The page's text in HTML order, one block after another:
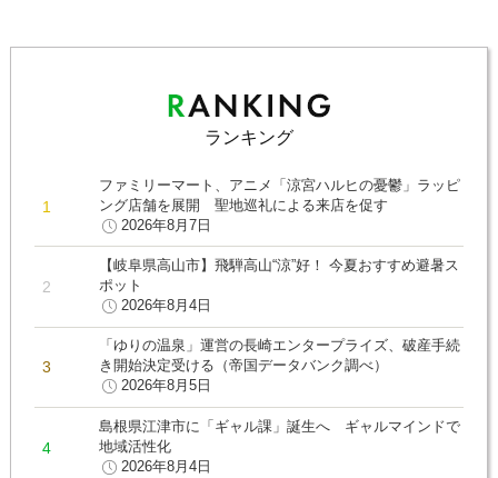
ランキング
ファミリーマート、アニメ「涼宮ハルヒの憂鬱」ラッピ
ング店舗を展開 聖地巡礼による来店を促す
2026年8月7日
【岐阜県高山市】飛騨高山“涼”好！ 今夏おすすめ避暑ス
ポット
2026年8月4日
「ゆりの温泉」運営の長崎エンタープライズ、破産手続
き開始決定受ける（帝国データバンク調べ）
2026年8月5日
島根県江津市に「ギャル課」誕生へ ギャルマインドで
地域活性化
2026年8月4日